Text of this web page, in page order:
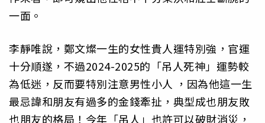
一面。
李靜唯說，鄭文燦一生的女性貴人運特別強，官運
十分順遂，不過2024-2025的「吊人死神」運勢較
為低迷，反而要特別注意男性小人 ，因為他這一生
最忌諱和朋友有過多的金錢牽扯，典型成也朋友敗
也朋友的格局！今年「吊人」也許可以破財消災，